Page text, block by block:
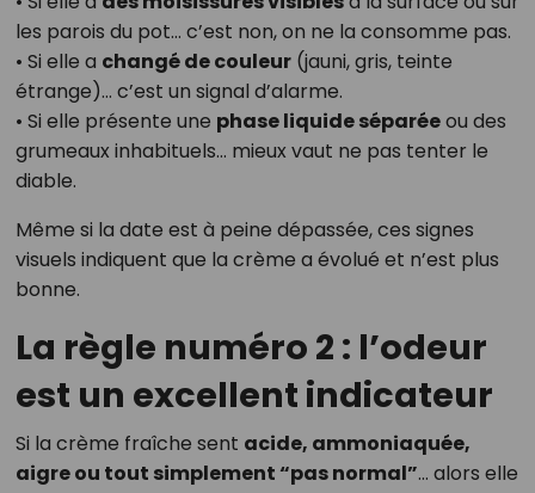
les parois du pot… c’est non, on ne la consomme pas.
• Si elle a changé de couleur(jauni, gris, teinte
étrange)… c’est un signal d’alarme.
• Si elle présente une phase liquide séparéeou des
grumeaux inhabituels… mieux vaut ne pas tenter le
diable.
Même si la date est à peine dépassée, ces signes
visuels indiquent que la crème a évolué et n’est plus
bonne.
La règle numéro 2 : l’odeur
est un excellent indicateur
Si la crème fraîche sent acide, ammoniaquée,
aigre ou tout simplement “pas normal”… alors elle